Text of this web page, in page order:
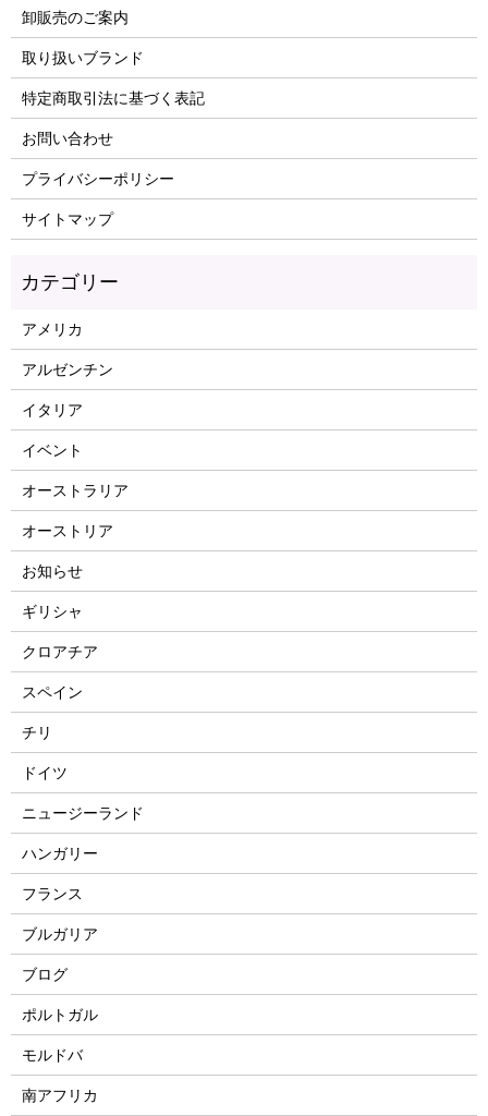
卸販売のご案内
取り扱いブランド
特定商取引法に基づく表記
お問い合わせ
プライバシーポリシー
サイトマップ
アメリカ
アルゼンチン
イタリア
イベント
オーストラリア
オーストリア
お知らせ
ギリシャ
クロアチア
スペイン
チリ
ドイツ
ニュージーランド
ハンガリー
フランス
ブルガリア
ブログ
ポルトガル
モルドバ
南アフリカ